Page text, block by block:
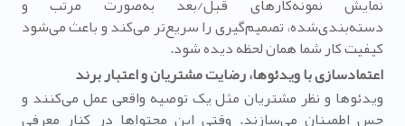
دسته‌بندی‌شده، تصمیم‌گیری را سریع‌تر می‌کند و باعث می‌شود
کیفیت کار شما همان لحظه دیده شود.
اعتمادسازی با ویدئوها، رضایت مشتریان و اعتبار برند
ویدئوها و نظر مشتریان مثل یک توصیه واقعی عمل می‌کنند و
حس اطمینان می‌سازند. وقتی این محتواها در کنار معرفی